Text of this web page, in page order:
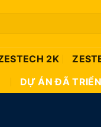
2K
DỰ ÁN ĐÃ